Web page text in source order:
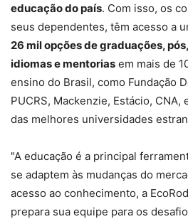
educação do país. Com isso, os
seus dependentes, têm acesso a
26 mil opções de graduações,
idiomas e mentorias em mais de
ensino do Brasil, como Fundação
PUCRS, Mackenzie, Estácio,
das melhores universidades
"A educação é a principal
se adaptem às mudanças do
acesso ao conhecimento, a
prepara sua equipe para os